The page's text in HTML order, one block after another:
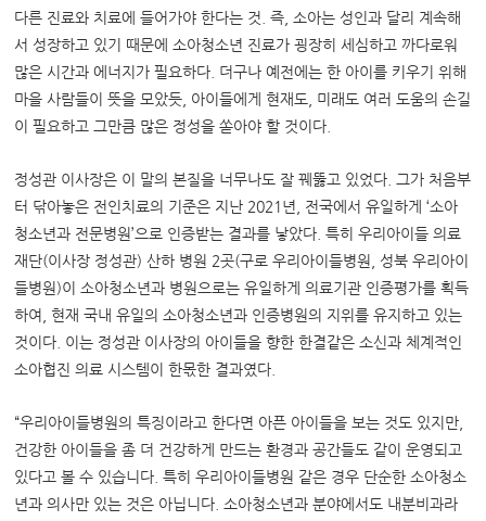
다른 진료와 치료에 들어가야 한다는 것. 즉, 소아는 성인과 달리 계속해
서 성장하고 있기 때문에 소아청소년 진료가 굉장히 세심하고 까다로워
많은 시간과 에너지가 필요하다. 더구나 예전에는 한 아이를 키우기 위해
마을 사람들이 뜻을 모았듯, 아이들에게 현재도, 미래도 여러 도움의 손길
이 필요하고 그만큼 많은 정성을 쏟아야 할 것이다.
정성관 이사장은 이 말의 본질을 너무나도 잘 꿰뚫고 있었다. 그가 처음부
터 닦아놓은 전인치료의 기준은 지난 2021년, 전국에서 유일하게 ‘소아
청소년과 전문병원’으로 인증받는 결과를 낳았다. 특히 우리아이들 의료
재단(이사장 정성관) 산하 병원 2곳(구로 우리아이들병원, 성북 우리아이
들병원)이 소아청소년과 병원으로는 유일하게 의료기관 인증평가를 획득
하여, 현재 국내 유일의 소아청소년과 인증병원의 지위를 유지하고 있는
것이다. 이는 정성관 이사장의 아이들을 향한 한결같은 소신과 체계적인
소아협진 의료 시스템이 한몫한 결과였다.
“우리아이들병원의 특징이라고 한다면 아픈 아이들을 보는 것도 있지만,
건강한 아이들을 좀 더 건강하게 만드는 환경과 공간들도 같이 운영되고
있다고 볼 수 있습니다. 특히 우리아이들병원 같은 경우 단순한 소아청소
년과 의사만 있는 것은 아닙니다. 소아청소년과 분야에서도 내분비과라